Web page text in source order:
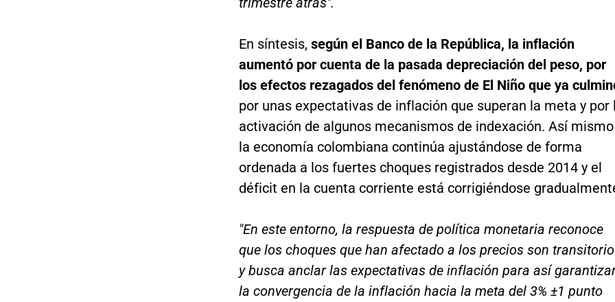
En síntesis, según el Banco de la República, la inflación
aumentó por cuenta de la pasada depreciación del peso, por
los efectos rezagados del fenómeno de El Niño que ya
por unas expectativas de inflación que superan la meta y por
activación de algunos mecanismos de indexación. Así mismo
la economía colombiana continúa ajustándose de forma
ordenada a los fuertes choques registrados desde 2014 y el
déficit en la cuenta corriente está corrigiéndose
"En este entorno, la respuesta de política monetaria reconoce
que los choques que han afectado a los precios son
y busca anclar las expectativas de inflación para así
la convergencia de la inflación hacia la meta del 3% ±1 punto